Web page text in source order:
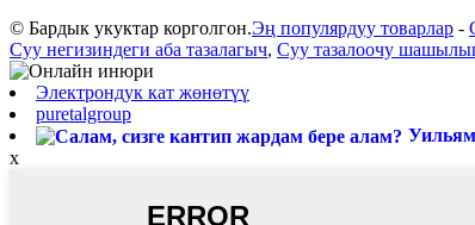
© Бардык укуктар корголгон.Эң популярдуу товарлар -
Суу негизиндеги аба тазалагыч, Суу тазалоочу
Электрондук кат жөнөтүү
puretalgroup
Уильям
x